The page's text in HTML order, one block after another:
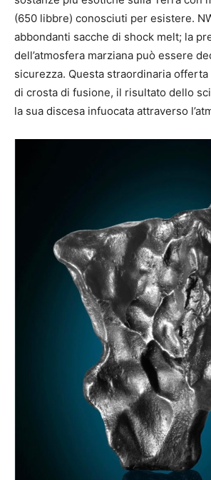
(650 libbre) conosciuti per esistere.
abbondanti sacche di shock melt; la
dell’atmosfera marziana può essere
sicurezza. Questa straordinaria
di crosta di fusione, il risultato dello
la sua discesa infuocata attraverso